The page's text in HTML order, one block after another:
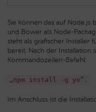
Sie können das auf Node.js
und Bower als Node-
steht als grafischer Installer
bereit. Nach der Installation
Kommandozeilen-Befehl:
„npm install -g yo“.
Im Anschluss ist die